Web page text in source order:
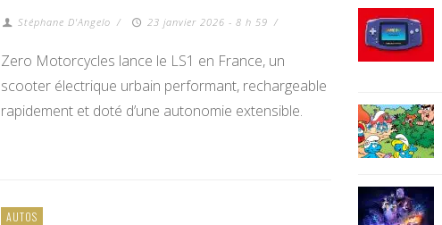
Stéphane D'Angelo / 23 janvier 2026 - 8 h 59 /
Zero Motorcycles lance le LS1 en France, un
scooter électrique urbain performant, rechargeable
rapidement et doté d’une autonomie extensible.
AUTOS